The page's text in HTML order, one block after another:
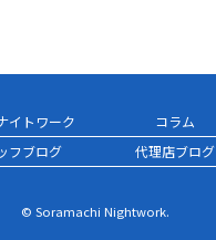
イトワーク
コラム
フブログ
代理店ブログ
© Soramachi Nightwork.